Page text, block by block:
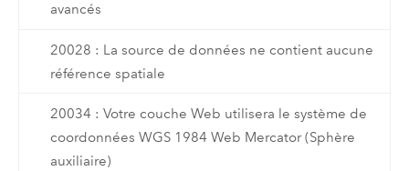
avancés
20028 : La source de données ne contient aucune
référence spatiale
20034 : Votre couche Web utilisera le système de
coordonnées WGS 1984 Web Mercator (Sphère
auxiliaire)